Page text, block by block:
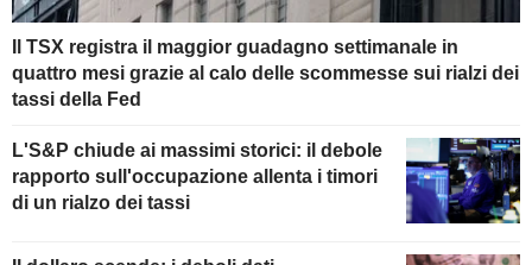
Il TSX registra il maggior guadagno settimanale in
quattro mesi grazie al calo delle scommesse sui rialzi dei
tassi della Fed
L'S&P chiude ai massimi storici: il debole
rapporto sull'occupazione allenta i timori
di un rialzo dei tassi